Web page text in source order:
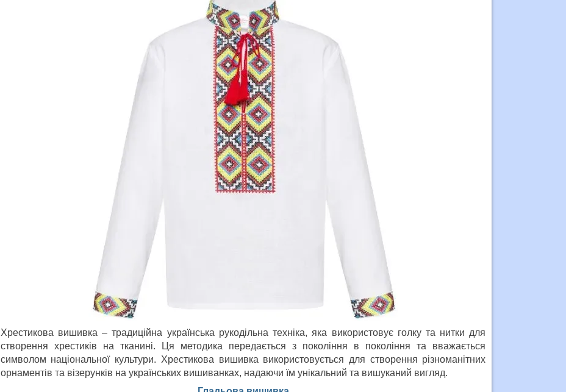
Хрестикова вишивка – традиційна українська рукодільна техніка, яка використовує голку та нитки для
створення хрестиків на тканині. Ця методика передається з покоління в покоління та вважається
символом національної культури. Хрестикова вишивка використовується для створення різноманітних
орнаментів та візерунків на українських вишиванках, надаючи їм унікальний та вишуканий вигляд.